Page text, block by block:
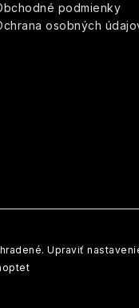
podmienky
osobných
Upraviť